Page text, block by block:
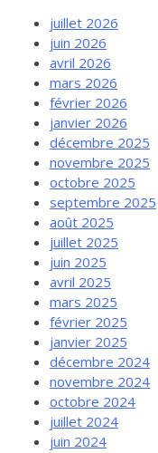
juillet 2026
juin 2026
avril 2026
mars 2026
février 2026
janvier 2026
décembre 2025
novembre 2025
octobre 2025
septembre 2025
août 2025
juillet 2025
juin 2025
avril 2025
mars 2025
février 2025
janvier 2025
décembre 2024
novembre 2024
octobre 2024
juillet 2024
juin 2024